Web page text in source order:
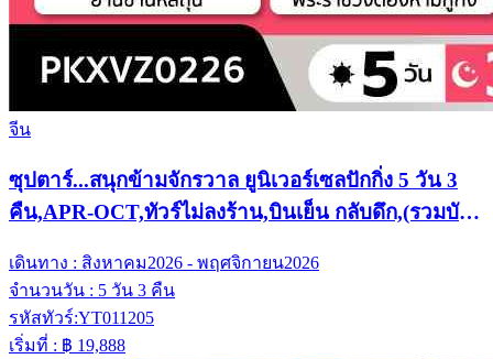
จีน
ซุปตาร์...สนุกข้ามจักรวาล ยูนิเวอร์เซลปักกิ่ง 5 วัน 3
คืน,APR-OCT,ทัวร์ไม่ลงร้าน,บินเย็น กลับดึก,(รวมบัตร
เดินทาง : สิงหาคม2026 - พฤศจิกายน2026
จำนวนวัน : 5 วัน 3 คืน
รหัสทัวร์:YT011205
เริ่มที่ : ฿ 19,888